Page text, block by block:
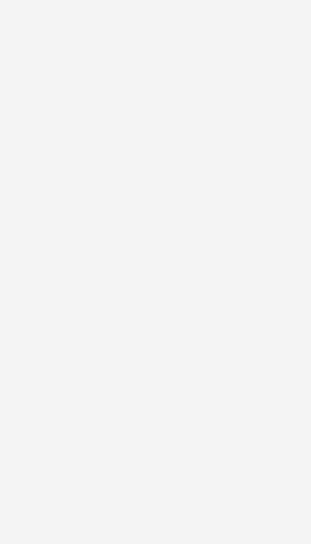
ALLGRIP AT Comfort+
6,1 l/100 km; kombinierter Wert der CO2-Emission: 141
CO2-Emission: 102 g/km; CO2-Klasse: C.
Comfort+
plus 1,0 l/100 km; gewichtet kombinierter Wert der
B; kombinierter Kraftstoffverbrauch bei entladener
(bei entladener Batterie): E.
Batterie)
kombiniert: 0 g/km; CO₂-Klasse: A.
Batterie)
Emissionen kombiniert: 0 g/km; CO₂-Klasse: A.
(61 kWh-Batterie)
kWh/100km; CO₂-Emissionen kombiniert: 0 g/km;
Batterie)
Emissionen kombiniert: 0 g/km; CO₂-Klasse: A.
(61 kWh-Batterie)
kWh/100 km; CO₂-Emissionen kombiniert: 0 g/km;